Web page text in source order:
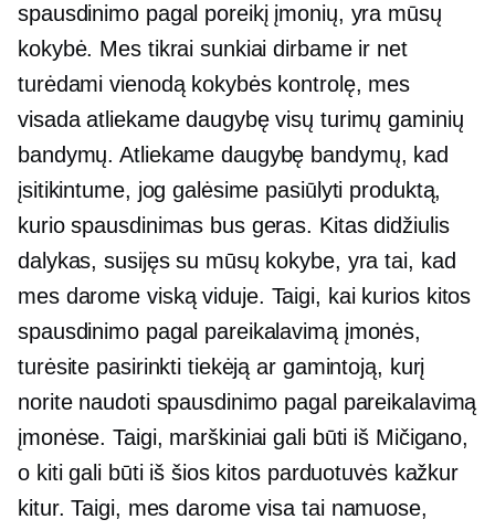
spausdinimo pagal poreikį įmonių, yra mūsų
kokybė. Mes tikrai sunkiai dirbame ir net
turėdami vienodą kokybės kontrolę, mes
visada atliekame daugybę visų turimų gaminių
bandymų. Atliekame daugybę bandymų, kad
įsitikintume, jog galėsime pasiūlyti produktą,
kurio spausdinimas bus geras. Kitas didžiulis
dalykas, susijęs su mūsų kokybe, yra tai, kad
mes darome viskąviduje. Taigi, kai kurios kitos
spausdinimo pagal pareikalavimą įmonės,
turėsite pasirinkti tiekėją ar gamintoją, kurį
norite naudoti spausdinimo pagal pareikalavimą
įmonėse. Taigi, marškiniai gali būti iš Mičigano,
o kiti gali būti iš šios kitos parduotuvės kažkur
kitur. Taigi, mes darome visa tai namuose,